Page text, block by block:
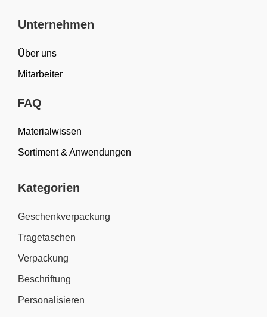
Unternehmen
Über uns
Mitarbeiter
FAQ
Materialwissen
Sortiment & Anwendungen
Kategorien
Geschenkverpackung
Tragetaschen
Verpackung
Beschriftung
Personalisieren